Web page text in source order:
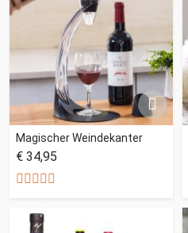
Magischer Weindekanter
€ 34,95